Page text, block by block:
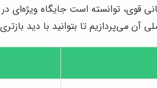
قوی، توانسته است جایگاه
آن می‌پردازیم تا بتوانید با دید